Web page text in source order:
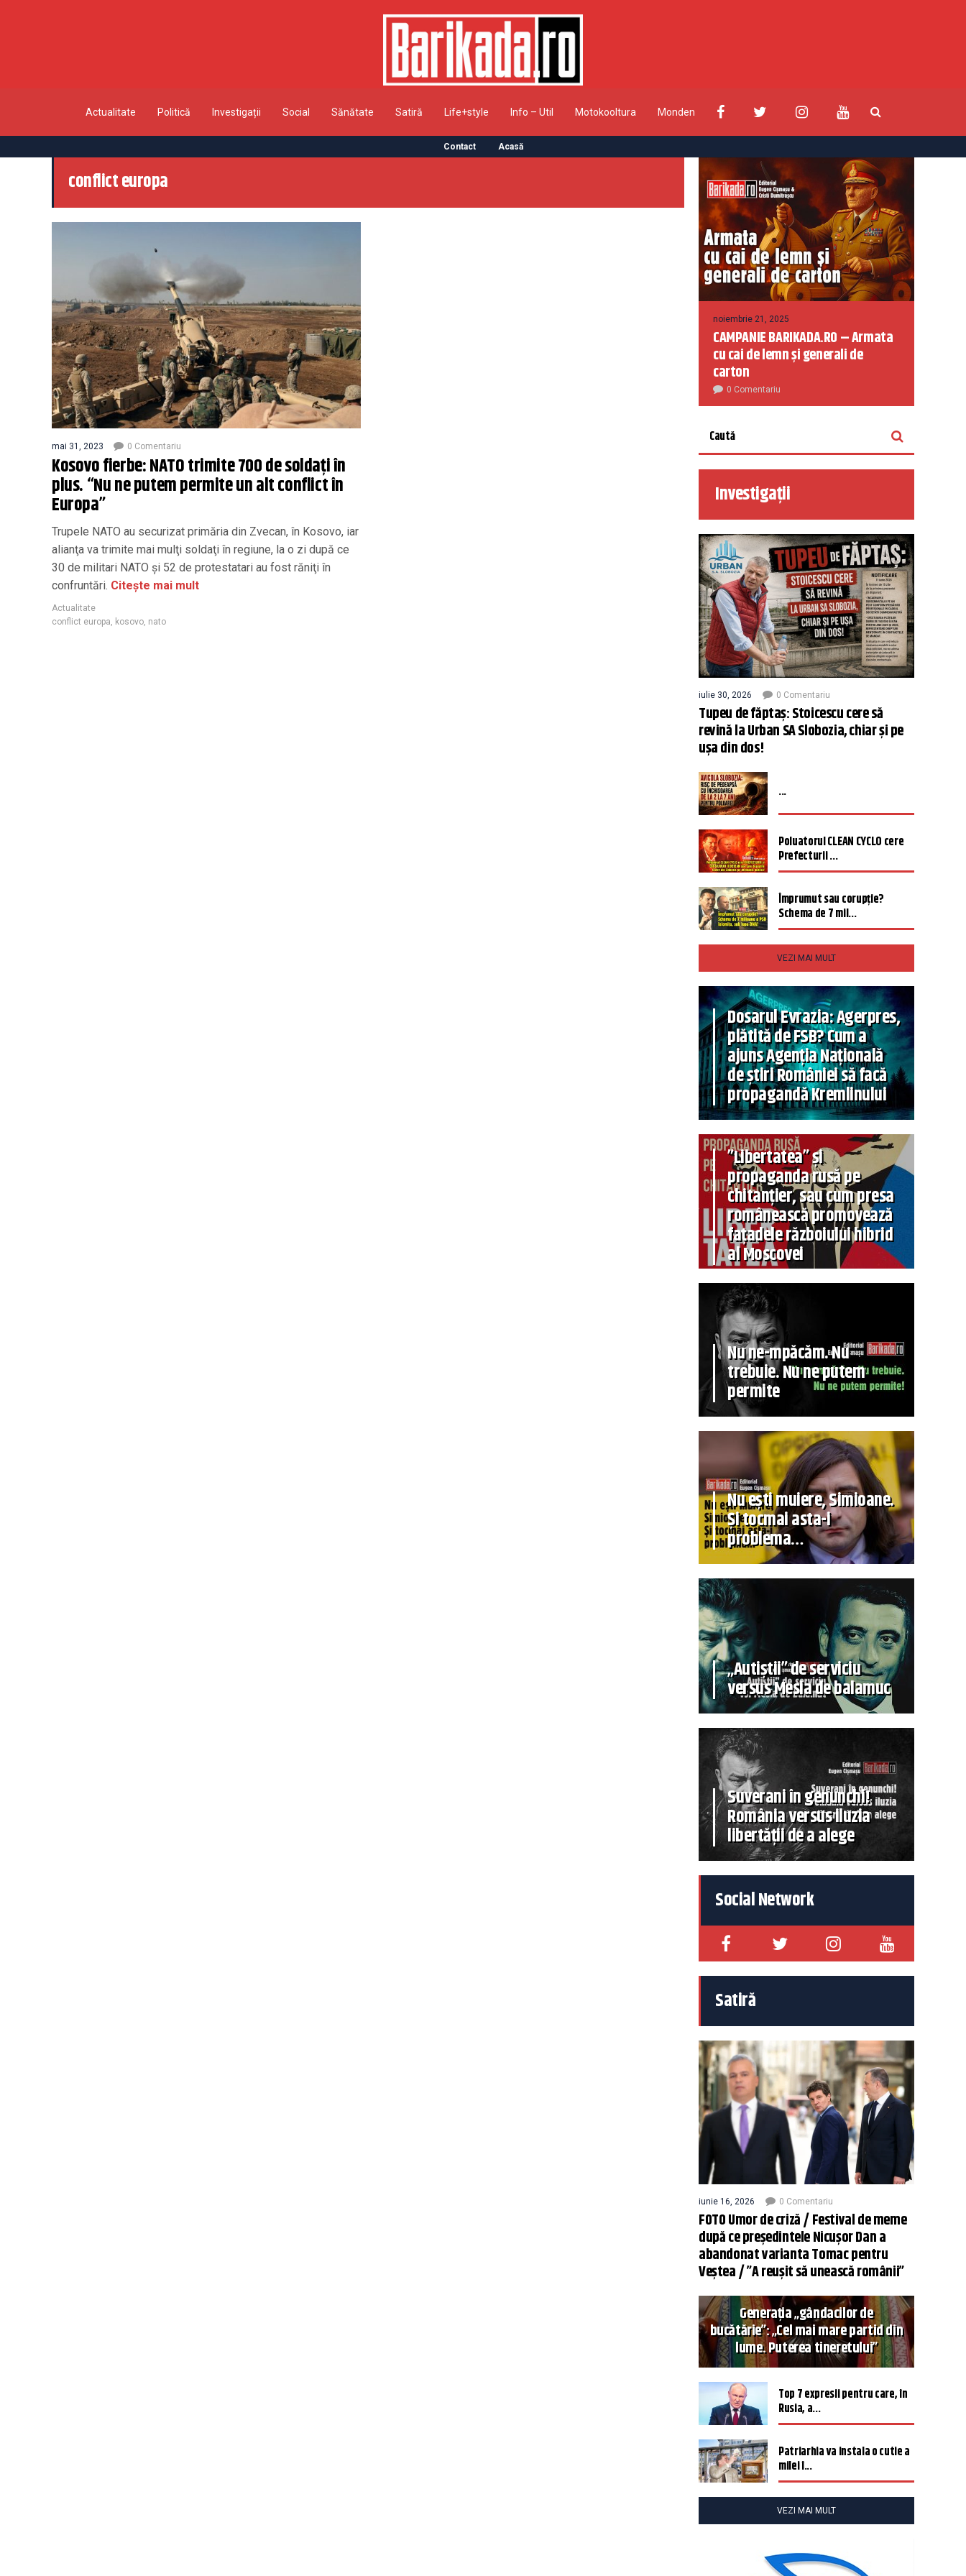
Actualitate Politică Investigații Social Sănătate Satiră Life+style Info – Util Motokooltura Monden
Contact Acasă
conflict europa
mai 31, 2023 0 Comentariu
Kosovo fierbe: NATO trimite 700 de soldați în
plus. “Nu ne putem permite un alt conflict în
Europa”
Trupele NATO au securizat primăria din Zvecan, în Kosovo, iar
alianţa va trimite mai mulţi soldaţi în regiune, la o zi după ce
30 de militari NATO şi 52 de protestatari au fost răniţi în
confruntări. Citește mai mult
Actualitate
conflict europa
kosovo nato
noiembrie 21, 2025
CAMPANIE BARIKADA.RO – Armata
cu cai de lemn și generali de
carton
0 Comentariu
Investigații
iulie 30, 2026 0 Comentariu
Tupeu de făptaș: Stoicescu cere să
revină la Urban SA Slobozia, chiar și pe
ușa din dos!
...
Poluatorul CLEAN CYCLO cere
Prefecturii ...
Împrumut sau corupție?
Schema de 7 mil...
VEZI MAI MULT
Dosarul Evrazia: Agerpres,
plătită de FSB? Cum a
ajuns Agenția Națională
de știri României să facă
propagandă Kremlinului
”Libertatea” și
propaganda rusă pe
chitanțier, sau cum presa
românească promovează
fațadele războiului hibrid
al Moscovei
Nu ne-mpăcăm. Nu
trebuie. Nu ne putem
permite
Nu ești muiere, Simioane.
Și tocmai asta-i
problema…
„Autiștii” de serviciu
versus Mesia de balamuc
Suverani în genunchi!
România versus iluzia
libertății de a alege
Social Network
Satiră
iunie 16, 2026 0 Comentariu
FOTO Umor de criză / Festival de meme
după ce președintele Nicușor Dan a
abandonat varianta Tomac pentru
Veștea / ”A reușit să unească românii”
Generația „gândacilor de
bucătărie”: „Cel mai mare partid din
lume. Puterea tineretului”
Top 7 expresii pentru care, în
Rusia, a...
Patriarhia va instala o cutie a
milei î...
VEZI MAI MULT